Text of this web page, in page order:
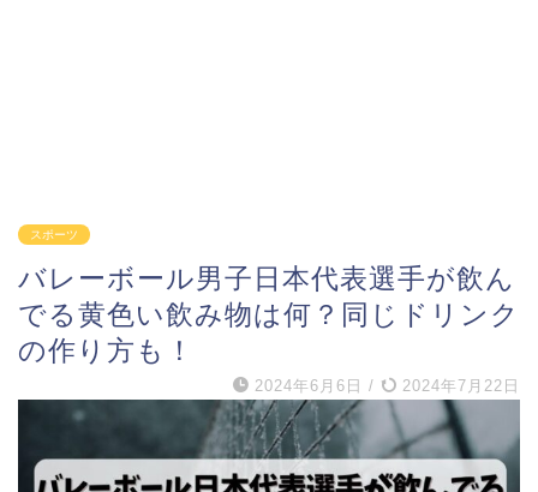
スポーツ
バレーボール男子日本代表選手が飲ん
でる黄色い飲み物は何？同じドリンク
の作り方も！
2024年6月6日 / 2024年7月22日